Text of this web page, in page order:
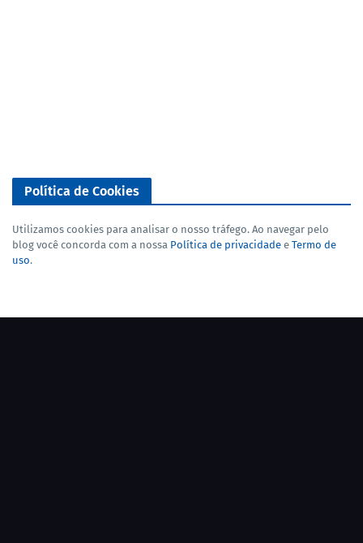
Política de Cookies
Utilizamos cookies para analisar o nosso tráfego. Ao navegar pelo
blog você concorda com a nossa Política de privacidade e Termo de
uso.